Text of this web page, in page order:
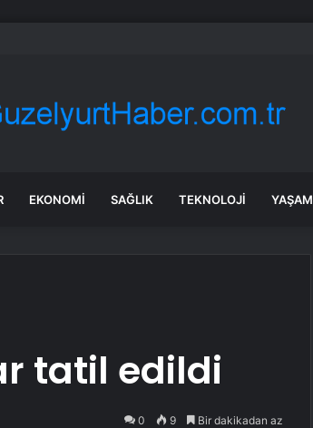
göçük: 2 işçi toprak altında kaldı!
EKONOMI SAĞLIK TEKNOLOJI YAŞAM
tatil edildi
0 9 Bir dakikadan az